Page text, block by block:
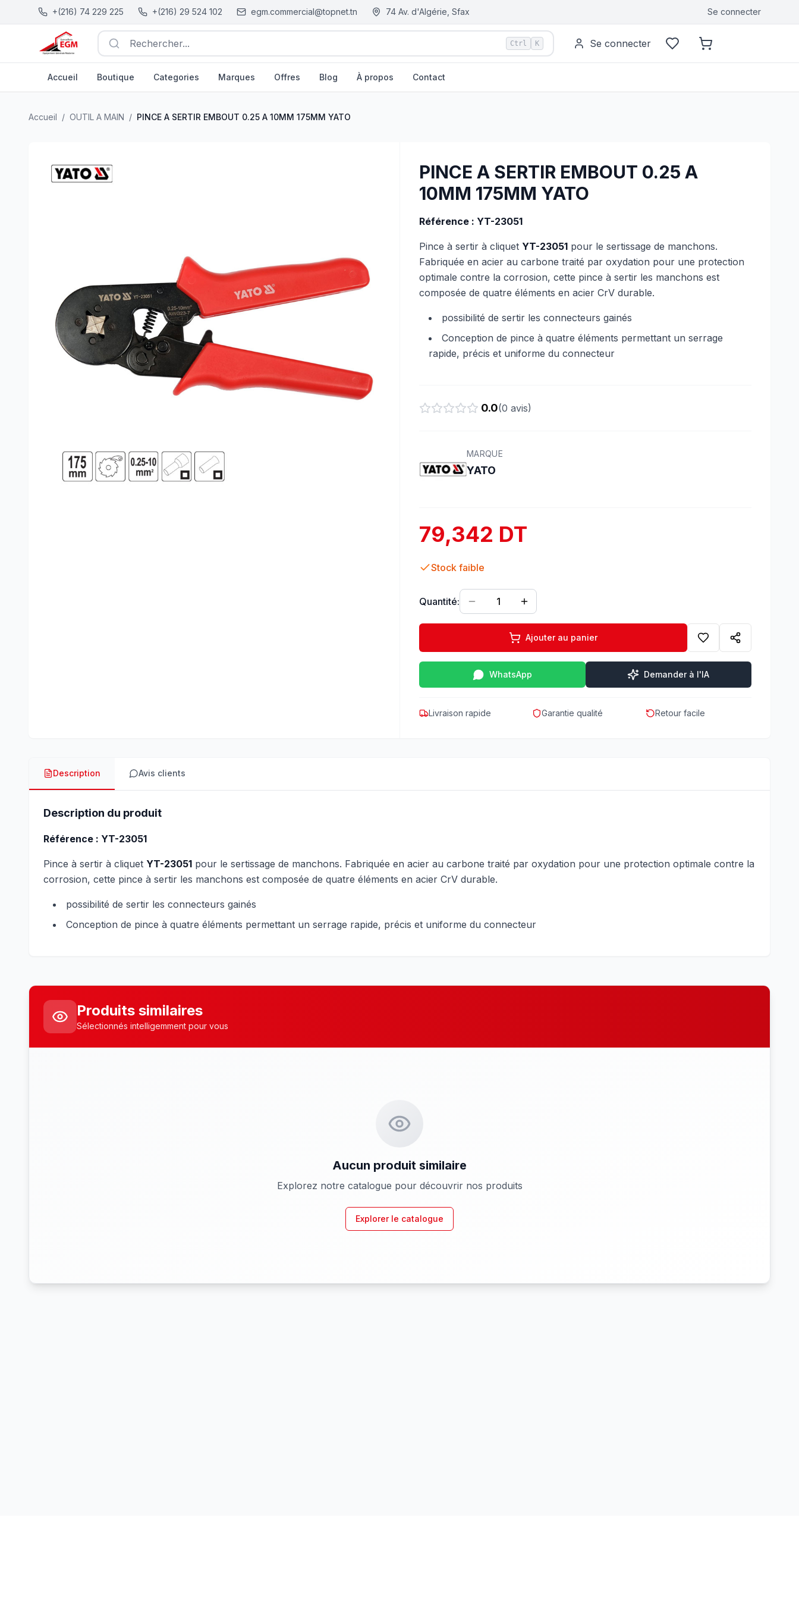
+(216) 74 229 225 +(216) 29 524 102 egm.commercial@topnet.tn 74 Av. d'Algérie, Sfax Se connecter
Rechercher... Ctrl K Se connecter
Accueil Boutique Categories Marques Offres Blog À propos Contact
Accueil / OUTIL A MAIN / PINCE A SERTIR EMBOUT 0.25 A 10MM 175MM YATO
PINCE A SERTIR EMBOUT 0.25 A
10MM 175MM YATO
Référence : YT-23051
Pince à sertir à cliquet YT-23051 pour le sertissage de manchons.
Fabriquée en acier au carbone traité par oxydation pour une protection
optimale contre la corrosion, cette pince à sertir les manchons est
composée de quatre éléments en acier CrV durable.
possibilité de sertir les connecteurs gainés
Conception de pince à quatre éléments permettant un serrage
rapide, précis et uniforme du connecteur
0.0(0 avis)
MARQUE
YATO
79,342 DT
Stock faible
Quantité: 1
Ajouter au panier
WhatsApp Demander à l'IA
Livraison rapide Garantie qualité Retour facile
Description Avis clients
Description du produit
Référence : YT-23051
Pince à sertir à cliquet YT-23051 pour le sertissage de manchons. Fabriquée en acier au carbone traité par oxydation pour une protection optimale contre la
corrosion, cette pince à sertir les manchons est composée de quatre éléments en acier CrV durable.
possibilité de sertir les connecteurs gainés
Conception de pince à quatre éléments permettant un serrage rapide, précis et uniforme du connecteur
Produits similaires
Sélectionnés intelligemment pour vous
Aucun produit similaire
Explorez notre catalogue pour découvrir nos produits
Explorer le catalogue